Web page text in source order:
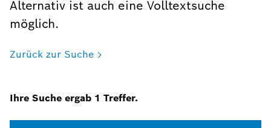
Alternativ ist auch eine Volltextsuche
möglich.
Zurück zur Suche
Ihre Suche ergab 1 Treffer.